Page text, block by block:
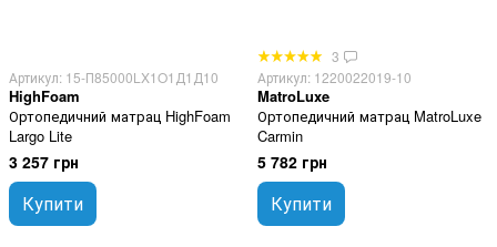
Артикул: 15-П85000LX1O1Д1Д10
HighFoam
Ортопедичний матрац HighFoam
Largo Lite
3 257 грн
Купити
3
Артикул: 1220022019-10
MatroLuxe
Ортопедичний матрац MatroLuxe
Carmin
5 782 грн
Купити